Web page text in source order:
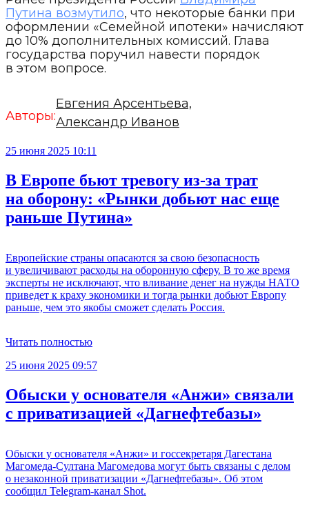
Путина возмутило, что некоторые банки при
оформлении «Семейной ипотеки» начисляют
до 10% дополнительных комиссий. Глава
государства поручил навести порядок
в этом вопросе.
Авторы:
Евгения Арсентьева,
Александр Иванов
25 июня 2025 10:11
В Европе бьют тревогу из-за трат
на оборону: «Рынки добьют нас еще
раньше Путина»
Европейские страны опасаются за свою безопасность
и увеличивают расходы на оборонную сферу. В то же время
эксперты не исключают, что вливание денег на нужды НАТО
приведет к краху экономики и тогда рынки добьют Европу
раньше, чем это якобы сможет сделать Россия.
Читать полностью
25 июня 2025 09:57
Обыски у основателя «Анжи» связали
с приватизацией «Дагнефтебазы»
Обыски у основателя «Анжи» и госсекретаря Дагестана
Магомеда-Султана Магомедова могут быть связаны с делом
о незаконной приватизации «Дагнефтебазы». Об этом
сообщил Telegram-канал Shot.